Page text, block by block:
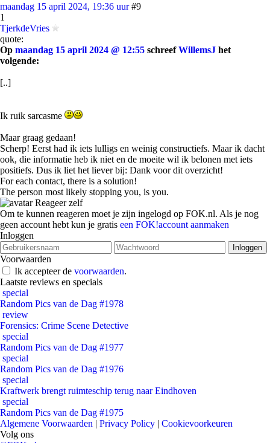
maandag 15 april 2024, 19:36 uur #9
1
TjerkdeVries
quote:
Op maandag 15 april 2024 @ 12:55 schreefWillemsJ het
volgende:
[..]
Ik ruik sarcasme
Maar graag gedaan!
Scherp! Eerst had ik iets lulligs en weinig constructiefs. Maar ik dacht
ook, die informatie heb ik niet en de moeite wil ik belonen met iets
positiefs. Dus ik liet het liever bij: Dank voor dit overzicht!
For each contact, there is a solution!
The person most likely stopping you, is you.
Reageer zelf
Om te kunnen reageren moet je zijn ingelogd op FOK.nl. Als je nog
geen account hebt kun je gratis een FOK!account aanmaken
Inloggen
Voorwaarden
Ik accepteer de voorwaarden.
Laatste reviews en specials
special
Random Pics van de Dag #1978
review
Forensics: Crime Scene Detective
special
Random Pics van de Dag #1977
special
Random Pics van de Dag #1976
special
Kraftwerk brengt ruimteschip terug naar Eindhoven
special
Random Pics van de Dag #1975
Algemene Voorwaarden | Privacy Policy | Cookievoorkeuren
Volg ons